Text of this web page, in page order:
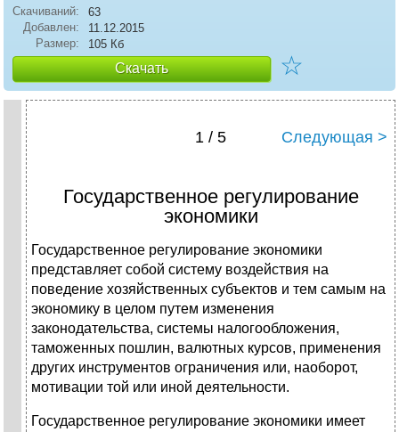
Скачиваний:
63
Добавлен:
11.12.2015
Размер:
105 Кб
Скачать ☆
1 / 5 Следующая >
Государственное регулирование
экономики
Государственное регулирование экономики
представляет собой систему воздействия на
поведение хозяйственных субъектов и тем самым на
экономику в целом путем изменения
законодательства, системы налогообложения,
таможенных пошлин, валютных курсов, применения
других инструментов ограничения или, наоборот,
мотивации той или иной деятельности.
Государственное регулирование экономики имеет